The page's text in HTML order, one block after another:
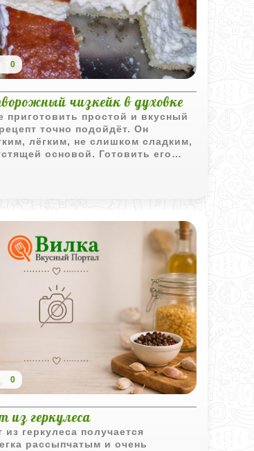
0
чизкейк в духовке
приготовить простой и вкусный
точно подойдёт. Он
лёгким, не слишком сладким,
основой. Готовить его
лишь немного аккуратности. А
десерт отлично смотрится
подходит для уютного
0
из геркулеса
геркулеса получается
рассыпчатым и очень